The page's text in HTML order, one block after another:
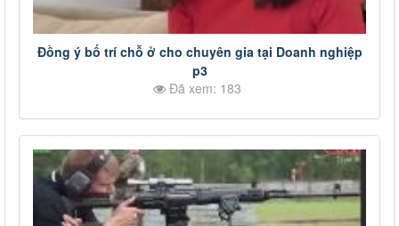
Đồng ý bố trí chỗ ở cho chuyên gia tại Doanh nghiệp
p3
Đã xem: 183